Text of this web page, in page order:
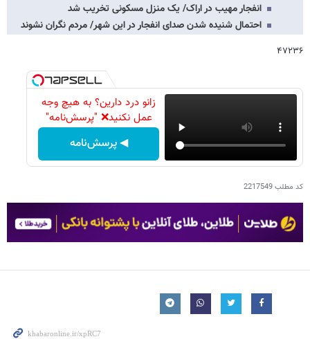
انفجار مهیب در اراک/ یک منزل مسکونی تخریب شد
احتمال شنیده شدن صدای انفجار در این شهر/ مردم نگران نشوند
۴۷۲۳۶
زانو درد دارین؟ به هیچ وجه
عمل نکنید❌ "پرسش‌نامه"
◀ پرسش‌نامه
کد مطلب2217549